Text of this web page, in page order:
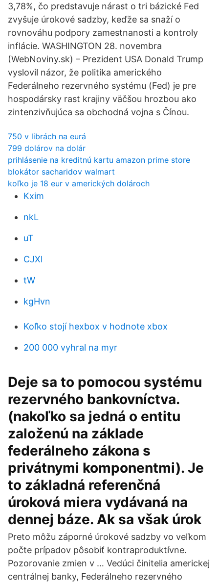
3,78%, čo predstavuje nárast o tri bázické Fed
zvyšuje úrokové sadzby, keďže sa snaží o
rovnováhu podpory zamestnanosti a kontroly
inflácie. WASHINGTON 28. novembra
(WebNoviny.sk) – Prezident USA Donald Trump
vyslovil názor, že politika amerického
Federálneho rezervného systému (Fed) je pre
hospodársky rast krajiny väčšou hrozbou ako
zintenzivňujúca sa obchodná vojna s Čínou.
750 v librách na eurá
799 dolárov na dolár
prihlásenie na kreditnú kartu amazon prime store
blokátor sacharidov walmart
koľko je 18 eur v amerických dolároch
Kxim
nkL
uT
CJXl
tW
kgHvn
Koľko stojí hexbox v hodnote xbox
200 000 vyhral na myr
Deje sa to pomocou systému
rezervného bankovníctva.
(nakoľko sa jedná o entitu
založenú na základe
federálneho zákona s
privátnymi komponentmi). Je
to základná referenčná
úroková miera vydávaná na
dennej báze. Ak sa však úrok
Preto môžu záporné úrokové sadzby vo veľkom
počte prípadov pôsobiť kontraproduktívne.
Pozorovanie zmien v … Vedúci činitelia americkej
centrálnej banky, Federálneho rezervného